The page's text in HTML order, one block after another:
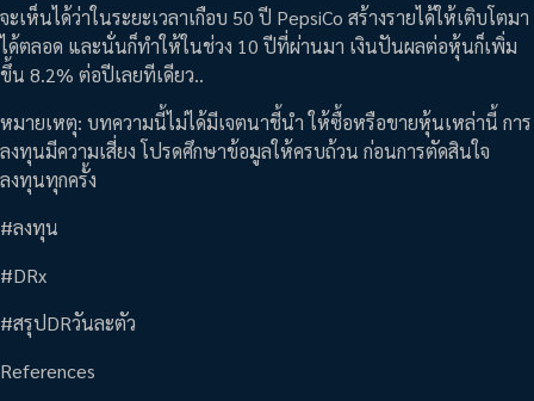
จะเห็นได้ว่าในระยะเวลาเกือบ 50 ปี PepsiCo สร้างรายได้ให้เติบโตมา
ได้ตลอด และนั่นก็ทำให้ในช่วง 10 ปีที่ผ่านมา เงินปันผลต่อหุ้นก็เพิ่ม
ขึ้น 8.2% ต่อปีเลยทีเดียว..
หมายเหตุ: บทความนี้ไม่ได้มีเจตนาชี้นำ ให้ซื้อหรือขายหุ้นเหล่านี้ การ
ลงทุนมีความเสี่ยง โปรดศึกษาข้อมูลให้ครบถ้วน ก่อนการตัดสินใจ
ลงทุนทุกครั้ง
#ลงทุน
#DRx
#สรุปDRวันละตัว
References